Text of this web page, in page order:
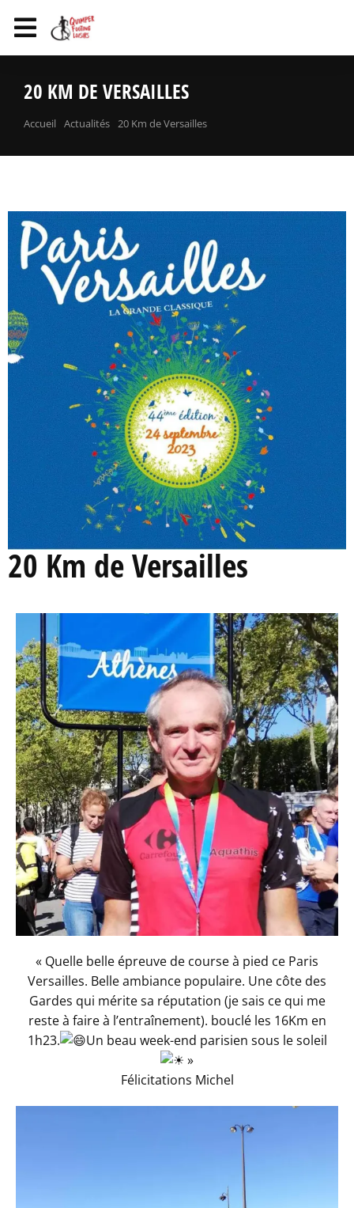
20 KM DE VERSAILLES
Vous êtes ici :
Accueil Actualités 20 Km de Versailles
20 Km de Versailles
« Quelle belle épreuve de course à pied ce Paris
Versailles. Belle ambiance populaire. Une côte des
Gardes qui mérite sa réputation (je sais ce qui me
reste à faire à l’entraînement). bouclé les 16Km en
1h23.
Un beau week-end parisien sous le soleil
»
Félicitations Michel